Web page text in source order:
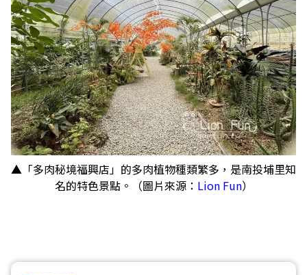
▲「多肉秘境福興店」的多肉植物種類繁多，是南投埔里知
名的特色景點。（圖片來源： Lion Fun）